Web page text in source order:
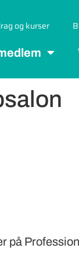
og kurser
på